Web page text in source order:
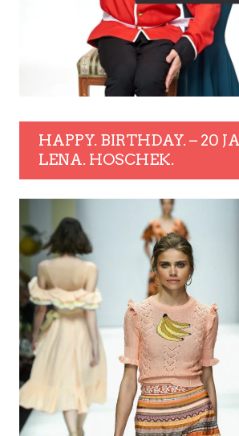
HAPPY. BIRTHDAY. – 20
LENA. HOSCHEK.